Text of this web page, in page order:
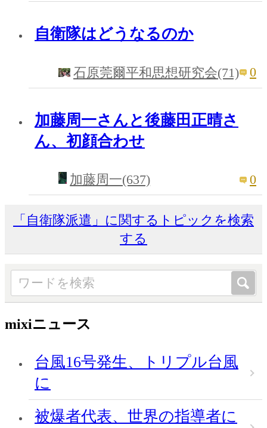
自衛隊はどうなるのか
石原莞爾平和思想研究会(71) 0
加藤周一さんと後藤田正晴さ
ん、初顔合わせ
加藤周一(637) 0
「自衛隊派遣」に関するトピックを検索
する
mixiニュース
台風16号発生、トリプル台風
に
被爆者代表、世界の指導者に